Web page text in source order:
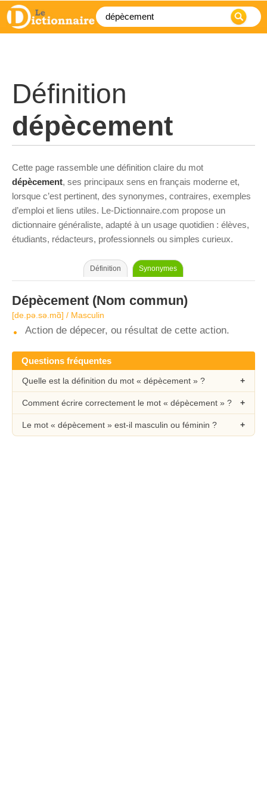
Définition
dépècement
Cette page rassemble une définition claire du mot
dépècement, ses principaux sens en français moderne et,
lorsque c’est pertinent, des synonymes, contraires, exemples
d’emploi et liens utiles. Le-Dictionnaire.com propose un
dictionnaire généraliste, adapté à un usage quotidien : élèves,
étudiants, rédacteurs, professionnels ou simples curieux.
Définition Synonymes
Dépècement (Nom commun)
[de.pə.sə.mɑ̃] / Masculin
Action de dépecer, ou résultat de cette action.
Questions fréquentes
Quelle est la définition du mot « dépècement » ?
Comment écrire correctement le mot « dépècement » ?
Le mot « dépècement » est-il masculin ou féminin ?